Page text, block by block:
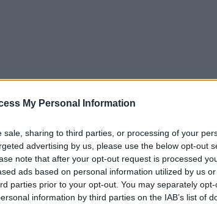
My Personal Information
sale, sharing to third parties, or processing of your
advertising by us, please use the below opt-out
note that after your opt-out request is processed
ads based on personal information utilized by us
parties prior to your opt-out. You may separately
information by third parties on the IAB’s list of